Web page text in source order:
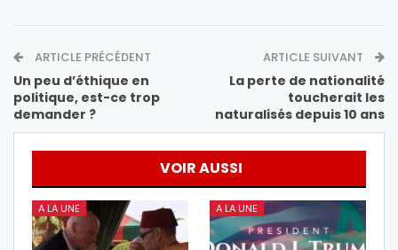
ARTICLE PRÉCÉDENT
Un peu d’éthique en
politique, est-ce trop
demander ?
ARTICLE SUIVANT
La perte de nationalité
toucherait les
naturalisés depuis 10 ans
VOIR AUSSI
A LA UNE A LA UNE